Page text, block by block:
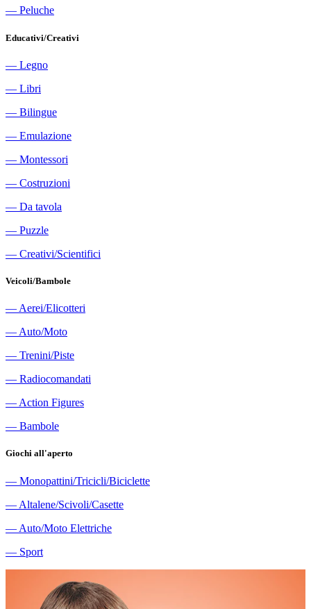
― Peluche
Educativi/Creativi
― Legno
― Libri
― Bilingue
― Emulazione
― Montessori
― Costruzioni
― Da tavola
― Puzzle
― Creativi/Scientifici
Veicoli/Bambole
― Aerei/Elicotteri
― Auto/Moto
― Trenini/Piste
― Radiocomandati
― Action Figures
― Bambole
Giochi all'aperto
― Monopattini/Tricicli/Biciclette
― Altalene/Scivoli/Casette
― Auto/Moto Elettriche
― Sport